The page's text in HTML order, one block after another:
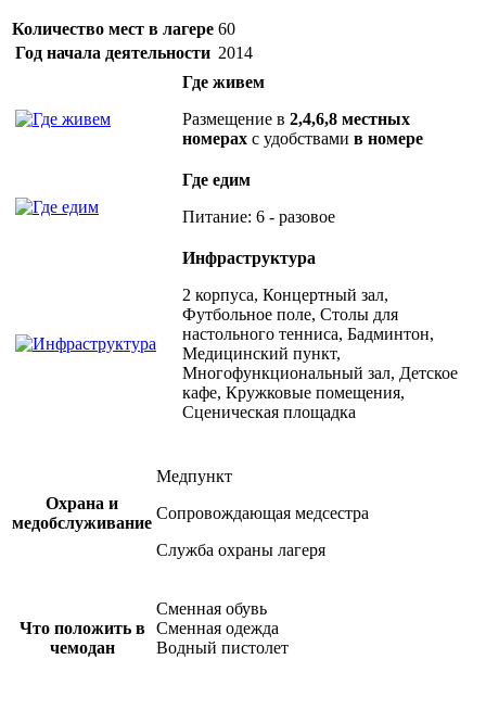
Количество мест в лагере 60
Год начала деятельности 2014
Где живем
Размещение в 2,4,6,8 местных
номерах с удобствами в номере
Где едим
Питание: 6 - разовое
Инфраструктура
2 корпуса, Концертный зал,
Футбольное поле, Столы для
настольного тенниса, Бадминтон,
Медицинский пункт,
Многофункциональный зал, Детское
кафе, Кружковые помещения,
Сценическая площадка
Охрана и
медобслуживание
Медпункт
Сопровождающая медсестра
Служба охраны лагеря
Что положить в
чемодан
Сменная обувь
Сменная одежда
Водный пистолет